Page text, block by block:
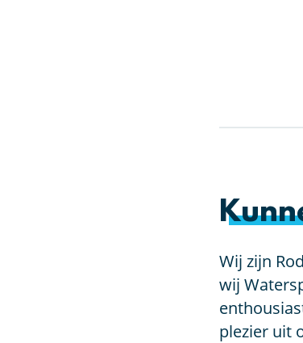
Wij zijn
wij
plezier uit